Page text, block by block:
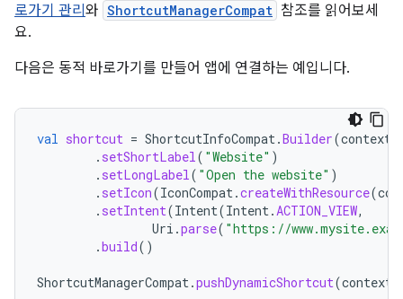
로가기 관리 와 ShortcutManagerCompat 참조를 읽어보세
요.
다음은 동적 바로가기를 만들어 앱에 연결하는 예입니다.
val shortcut = ShortcutInfoCompat.Builder(context
. setShortLabel( "Website" )
. setLongLabel( "Open the website" )
. setIcon(IconCompat.createWithResource(
. setIntent(Intent(Intent.ACTION_VIEW,
Uri .parse( "https://
.build()
ShortcutManagerCompat.pushDynamicShortcut(context